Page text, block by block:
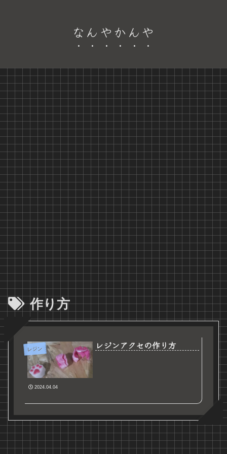
なんやかんや
作り方
レジン レジンアクセの作り方
2024.04.04